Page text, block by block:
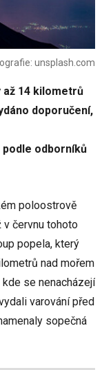
unsplash.com
až 14 kilometrů
doporučení,
podle odborníků
poloostrově
v červnu tohoto
popela, který
nad mořem
se nenacházejí
varování před
sopečná